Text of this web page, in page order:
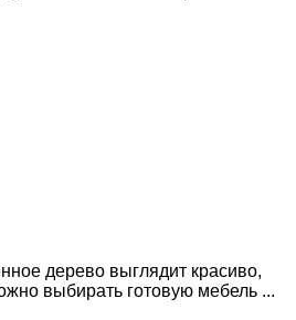
дерево выглядит красиво,
выбирать готовую мебель ...